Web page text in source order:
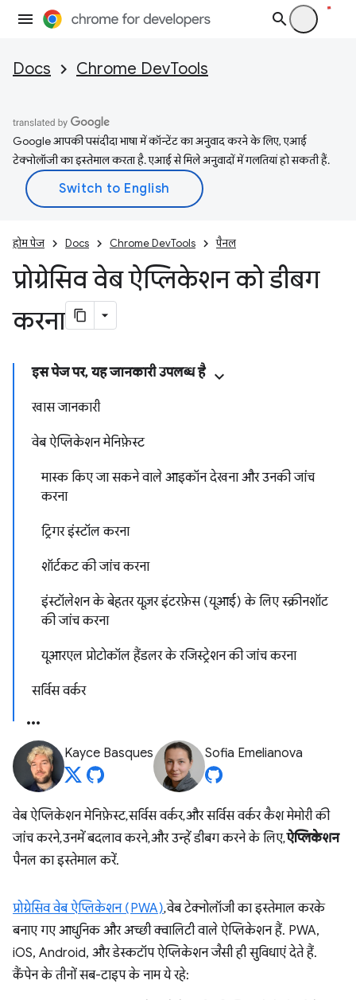
Docs Chrome DevTools
Google आपकी पसंदीदा भाषा में कॉन्टेंट का अनुवाद करने के लिए, एआई
टेक्नोलॉजी का इस्तेमाल करता है. एआई से मिले अनुवादों में गलतियां हो सकती हैं.
होम पेज Docs Chrome DevTools पैनल
प्रोग्रेसिव वेब ऐप्लिकेशन को डीबग
करना
इस पेज पर, यह जानकारी उपलब्ध है
खास जानकारी
वेब ऐप्लिकेशन मेनिफ़ेस्ट
मास्क किए जा सकने वाले आइकॉन देखना और उनकी जांच
करना
ट्रिगर इंस्टॉल करना
शॉर्टकट की जांच करना
इंस्टॉलेशन के बेहतर यूज़र इंटरफ़ेस (यूआई) के लिए स्क्रीनशॉट
की जांच करना
यूआरएल प्रोटोकॉल हैंडलर के रजिस्ट्रेशन की जांच करना
सर्विस वर्कर
Kayce Basques Sofia Emelianova
वेब ऐप्लिकेशन मेनिफ़ेस्ट, सर्विस वर्कर, और सर्विस वर्कर कैश मेमोरी की
जांच करने, उनमें बदलाव करने, और उन्हें डीबग करने के लिए,ऐप्लिकेशन
पैनल का इस्तेमाल करें.
प्रोग्रेसिव वेब ऐप्लिकेशन (PWA), वेब टेक्नोलॉजी का इस्तेमाल करके
बनाए गए आधुनिक और अच्छी क्वालिटी वाले ऐप्लिकेशन हैं. PWA,
iOS, Android, और डेस्कटॉप ऐप्लिकेशन जैसी ही सुविधाएं देते हैं.
कैंपेन के तीनों सब-टाइप के नाम ये रहे: